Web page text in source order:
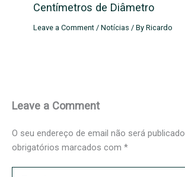
Centímetros de Diâmetro
Leave a Comment /Notícias / ByRicardo
Leave a Comment
O seu endereço de email não será publicado.
obrigatórios marcados com *